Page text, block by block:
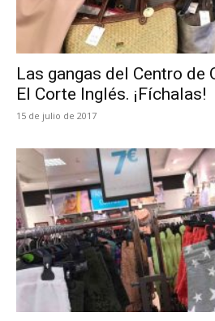
Las gangas del Centro de
El Corte Inglés. ¡Fíchalas!
15 de julio de 2017